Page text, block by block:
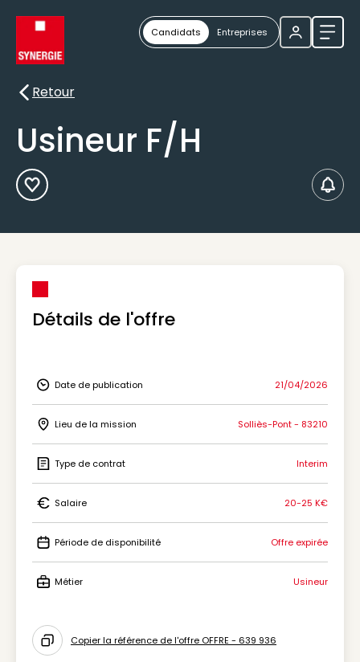
Candidats Entreprises
Retour
Retour
Usineur F/H
Ajouter aux Favoris
Détails de l'offre
Icon Date de publication
Date de publication 21/04/2026
Icon Lieu de la mission
Lieu de la mission Solliès-Pont - 83210
Icon Type de contrat
Type de contrat Interim
Icon Salaire
Salaire 20-25 K€
Icon Période de disponibilité
Période de disponibilité Offre expirée
Métier Usineur
Icon copy to clipboard
Copier la référence de l'offre OFFRE - 639 936